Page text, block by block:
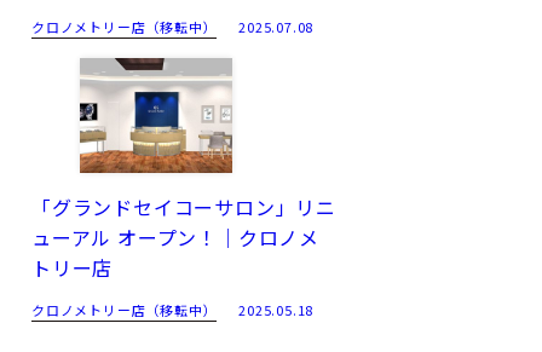
クロノメトリー店（移転中） 2025.07.08
「グランドセイコーサロン」リニ
ューアル オープン！｜クロノメ
トリー店
クロノメトリー店（移転中） 2025.05.18